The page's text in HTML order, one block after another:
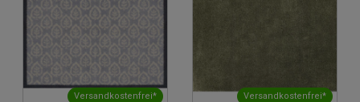
Versandkostenfrei* Versandkostenfrei*